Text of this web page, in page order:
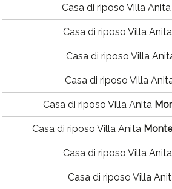
Casa di riposo Villa Anita
Casa di riposo Villa Anita
Casa di riposo Villa
Casa di riposo Villa
Casa di riposo Villa Anita
Casa di riposo Villa Anita
Casa di riposo Villa Anita
Casa di riposo Villa